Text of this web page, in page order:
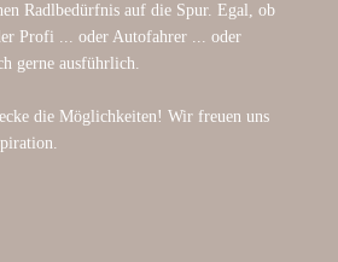
Radlbedürfnis auf die Spur. Egal, ob
Profi ... oder Autofahrer ... oder
gerne ausführlich.
die Möglichkeiten! Wir freuen uns